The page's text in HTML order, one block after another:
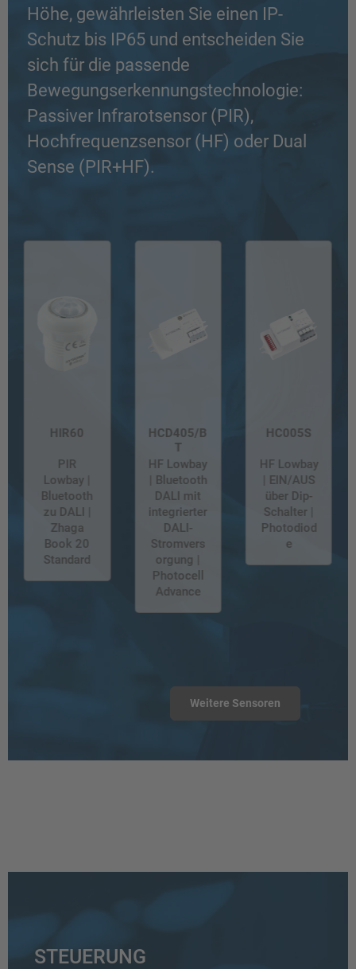
Höhe, gewährleisten Sie einen IP-
Schutz bis IP65 und entscheiden Sie
sich für die passende
Bewegungserkennungstechnologie:
Passiver Infrarotsensor (PIR),
Hochfrequenzsensor (HF) oder Dual
Sense (PIR+HF).
HIR60
PIR
Lowbay |
Bluetooth
zu DALI |
Zhaga
Book 20
Standard
HCD405/B
T
HF Lowbay
| Bluetooth
DALI mit
integrierter
DALI-
Stromvers
orgung |
Photocell
Advance
HC005S
HF Lowbay
| EIN/AUS
über Dip-
Schalter |
Photodiod
e
Weitere Sensoren
STEUERUNG